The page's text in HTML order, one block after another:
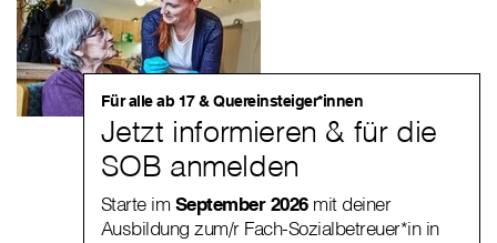
Für alle ab 17 & Quereinsteiger*innen
Jetzt informieren & für die
SOB anmelden
Starte im September 2026mit deiner
Ausbildung zum/r Fach-Sozialbetreuer*in in